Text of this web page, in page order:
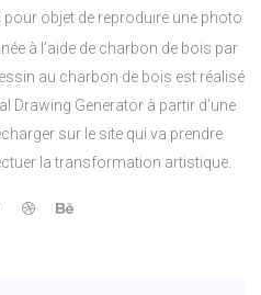
objet de reproduire une photo
à l’aide de charbon de bois par
au charbon de bois est réalisé
Drawing Generator à partir d’une
sur le site qui va prendre
la transformation artistique.